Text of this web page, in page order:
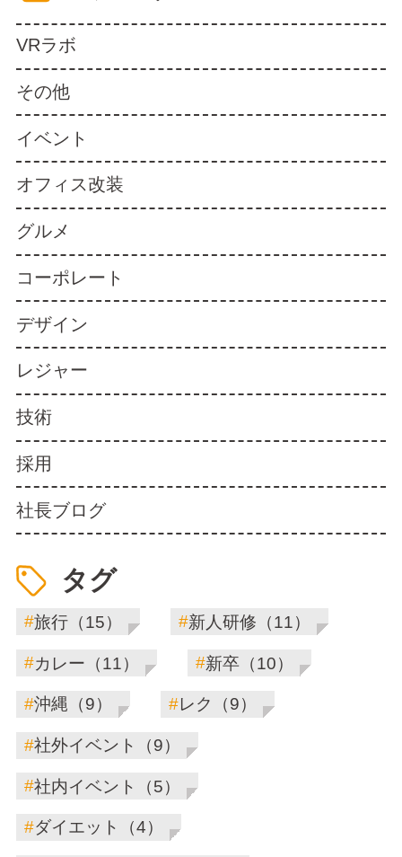
VRラボ
その他
イベント
オフィス改装
グルメ
コーポレート
デザイン
レジャー
技術
採用
社長ブログ
タグ
#旅行（15） #新人研修（11）
#カレー（11） #新卒（10）
#沖縄（9） #レク（9）
#社外イベント（9）
#社内イベント（5）
#ダイエット（4）